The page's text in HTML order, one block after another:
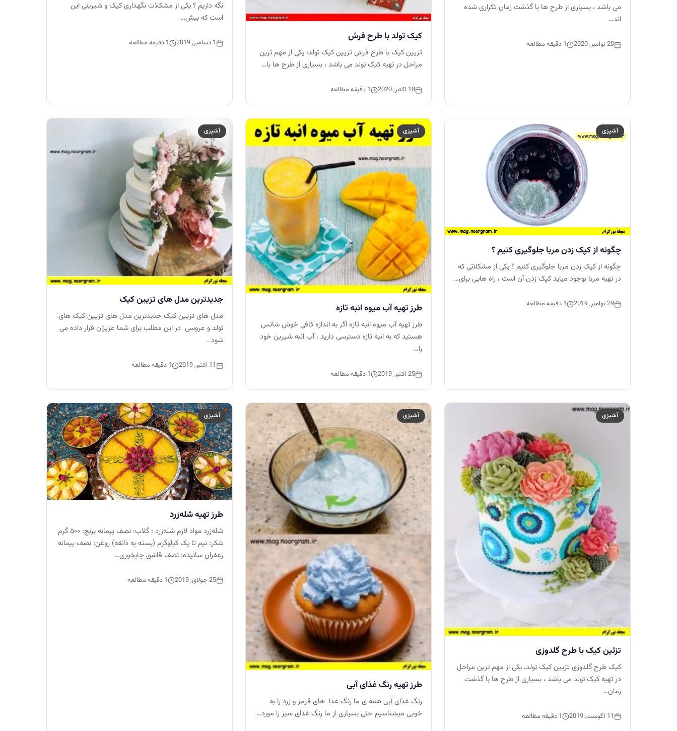
می باشد ، بسیاری از طرح ها با گذشت زمان تکراری شده
اند…
20 نوامبر, 2020 1 دقیقه مطالعه
کیک تولد با طرح فرش
تزیین کیک با طرح فرش تزیین کیک تولد، یکی از مهم ترین
مراحل در تهیه کیک تولد می باشد ، بسیاری از طرح ها با…
18 اکتبر, 2020 1 دقیقه مطالعه
نگه داریم ؟ یکی از مشکلات نگهداری کیک و شیرینی این
است که بیش…
1 دسامبر, 2019 1 دقیقه مطالعه
آشپزی
چگونه از کپک زدن مربا جلوگیری کنیم ؟
چگونه از کپک زدن مربا جلوگیری کنیم ؟ یکی از مشکلاتی که
در تهیه مربا بوجود میاید کپک زدن آن است ، راه هایی برای…
29 نوامبر, 2019 1 دقیقه مطالعه
آشپزی
طرز تهیه آب میوه انبه تازه
طرز تهیه آب میوه انبه تازه اگر به اندازه کافی خوش شانس
هستید که به انبه تازه دسترسی دارید ، آب انبه شیرین خود
را…
25 اکتبر, 2019 1 دقیقه مطالعه
آشپزی
جدیدترین مدل های تزیین کیک
مدل های تزیین کیک جدیدترین مدل های تزیین کیک های
تولد و عروسی در این مطلب برای شما عزیزان قرار داده می
شود .
11 اکتبر, 2019 1 دقیقه مطالعه
آشپزی
تزئین کیک با طرح گلدوزی
کیک طرح گلدوزی تزیین کیک تولد، یکی از مهم ترین مراحل
در تهیه کیک تولد می باشد ، بسیاری از طرح ها با گذشت
زمان…
11 آگوست, 2019 1 دقیقه مطالعه
آشپزی
طرز تهیه رنگ غذای آبی
رنگ غذای آبی همه ی ما رنگ غذا های قرمز و زرد را به
خوبی میشناسیم حتی بسیاری از ما رنگ غذای سبز را مورد…
آشپزی
طرز تهیه شله‌زرد
شله‌زرد مواد لازم شله‌زرد : گلاب: نصف پیمانه برنج: ۵۰۰ گرم
شکر: نیم تا یک کیلوگرم (بسته به ذائقه) روغن: نصف پیمانه
زعفران سائیده: نصف قاشق چایخوری…
25 جولای, 2019 1 دقیقه مطالعه